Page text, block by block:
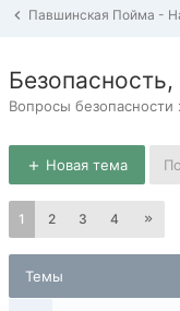
Вопросы
Новая тема
1 2 3 4
Темы